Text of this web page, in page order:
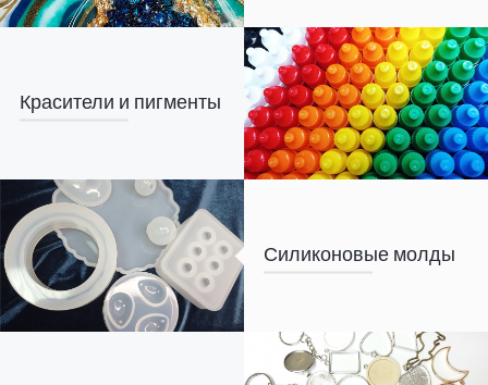
Красители и пигменты
Силиконовые молды